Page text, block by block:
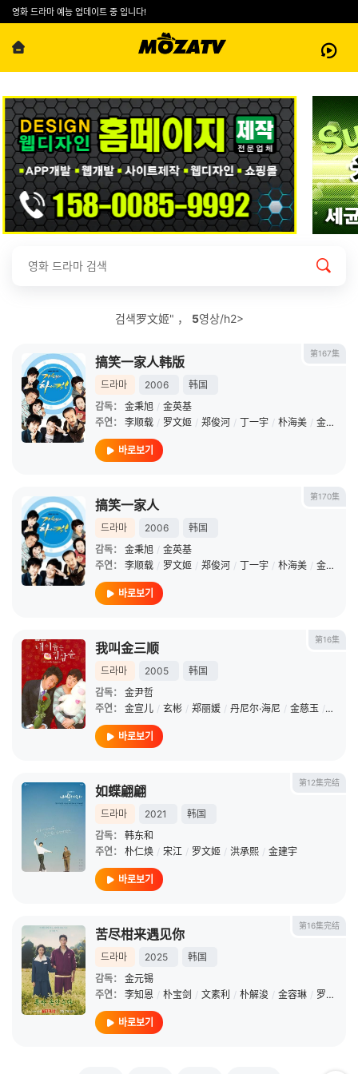
영화 드라마 예능 업데이트 중 입니다!
검색罗文姬" ， 5영상/h2>
第167集
搞笑一家人韩版
드라마 2006
韩国
감독：
金秉旭 / 金英基
주연：
李顺载 / 罗文姬 / 郑俊河 / 丁一宇 / 朴海美 / 金彗星
바로보기
第170集
搞笑一家人
드라마 2006
韩国
감독：
金秉旭 / 金英基
주연：
李顺载 / 罗文姬 / 郑俊河 / 丁一宇 / 朴海美 / 金彗星
바로보기
第16集
我叫金三顺
드라마 2005
韩国
감독：
金尹哲
주연：
金宣儿 / 玄彬 / 郑丽媛 / 丹尼尔·海尼 / 金慈玉 / 权海骁
바로보기
第12集完结
如蝶翩翩
드라마 2021
韩国
감독：
韩东和
주연：
朴仁焕 / 宋江 / 罗文姬 / 洪承熙 / 金建宇
바로보기
第16集完结
苦尽柑来遇见你
드라마 2025
韩国
감독：
金元锡
주연：
李知恩 / 朴宝剑 / 文素利 / 朴解浚 / 金容琳 / 罗文姬
바로보기